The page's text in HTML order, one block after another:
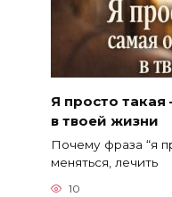
Я просто такая
в твоей жизни
Почему фраза “я
меняться, лечить
10